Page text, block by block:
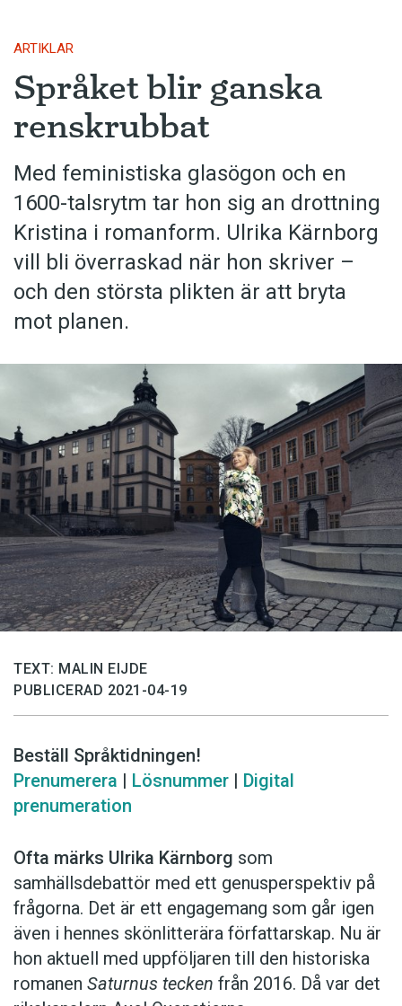
ARTIKLAR
Språket blir ganska
renskrubbat
Med feministiska glasögon och en
1600-talsrytm tar hon sig an drottning
Kristina i romanform. Ulrika Kärnborg
vill bli överraskad när hon skriver –
och den största plikten är att bryta
mot planen.
TEXT: MALIN EIJDE
PUBLICERAD 2021-04-19
Beställ Språktidningen!
Prenumerera
Lösnummer
Digital
prenumeration
Ofta märks Ulrika Kärnborg som
samhällsdebattör med ett genusperspektiv på
frågorna. Det är ett engagemang som går igen
även i hennes skönlitterära författarskap. Nu är
hon aktuell med uppföljaren till den historiska
romanen Saturnus tecken från 2016. Då var det